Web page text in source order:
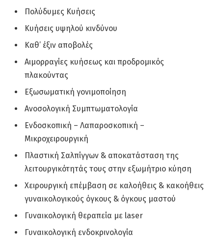
Πολύδυμες Κυήσεις
Κυήσεις υψηλού κινδύνου
Καθ’ έξιν αποβολές
Αιμορραγίες κυήσεως και προδρομικός
πλακούντας
Εξωσωματική γονιμοποίηση
Ανοσολογική Συμπτωματολογία
Ενδοσκοπική – Λαπαροσκοπική –
Μικροχειρουργική
Πλαστική Σαλπίγγων & αποκατάσταση της
λειτουργικότητάς τους στην εξωμήτριο κύηση
Χειρουργική επέμβαση σε καλοήθεις & κακοήθεις
γυναικολογικούς όγκους & όγκους μαστού
Γυναικολογική θεραπεία με laser
Γυναικολογική ενδοκρινολογία